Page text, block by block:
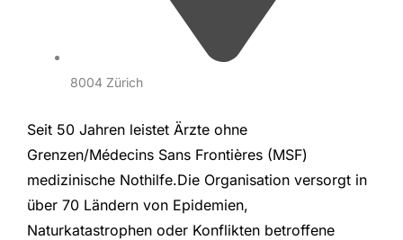
8004 Zürich
Seit 50 Jahren leistet Ärzte ohne
Grenzen/Médecins Sans Frontières (MSF)
medizinische Nothilfe.Die Organisation versorgt in
über 70 Ländern von Epidemien,
Naturkatastrophen oder Konflikten betroffene